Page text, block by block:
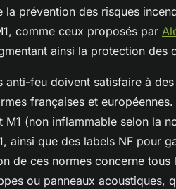
la prévention des risques
comme ceux proposés par
ainsi la protection des
anti-feu doivent satisfaire à
françaises et
M1 (non inflammable selon la
ainsi que des labels NF pour
de ces normes concerne
ou panneaux acoustiques,